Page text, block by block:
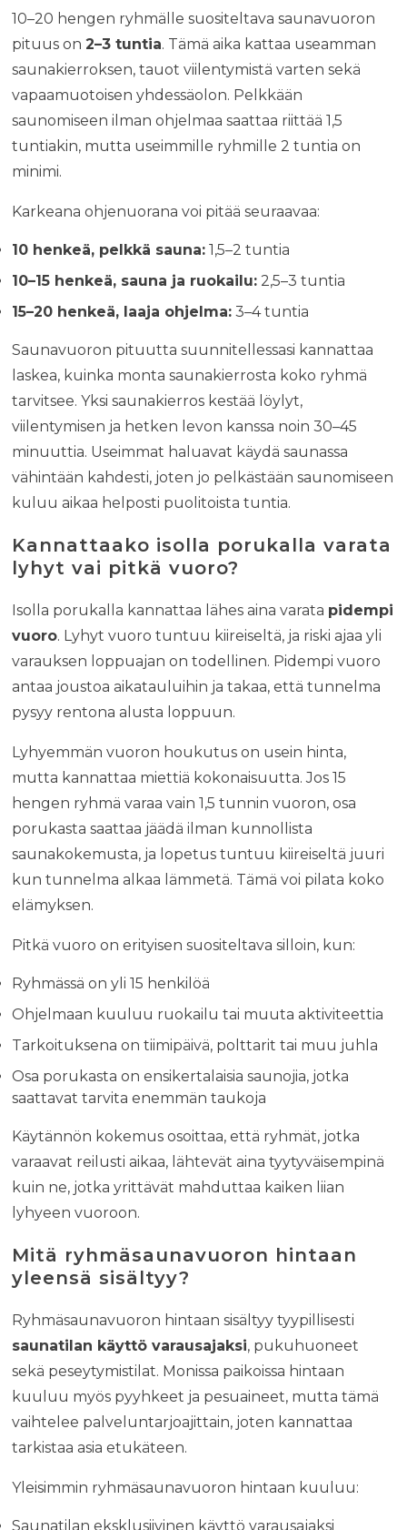
10–20 hengen ryhmälle suositeltava saunavuoron
pituus on2–3 tuntia. Tämä aika kattaa useamman
saunakierroksen, tauot viilentymistä varten sekä
vapaamuotoisen yhdessäolon. Pelkkään
saunomiseen ilman ohjelmaa saattaa riittää 1,5
tuntiakin, mutta useimmille ryhmille 2 tuntia on
minimi.
Karkeana ohjenuorana voi pitää seuraavaa:
10 henkeä, pelkkä sauna: 1,5–2 tuntia
10–15 henkeä, sauna ja ruokailu: 2,5–3 tuntia
15–20 henkeä, laaja ohjelma: 3–4 tuntia
Saunavuoron pituutta suunnitellessasi kannattaa
laskea, kuinka monta saunakierrosta koko ryhmä
tarvitsee. Yksi saunakierros kestää löylyt,
viilentymisen ja hetken levon kanssa noin 30–45
minuuttia. Useimmat haluavat käydä saunassa
vähintään kahdesti, joten jo pelkästään saunomiseen
kuluu aikaa helposti puolitoista tuntia.
Kannattaako isolla porukalla varata
lyhyt vai pitkä vuoro?
Isolla porukalla kannattaa lähes aina varata pidempi
vuoro. Lyhyt vuoro tuntuu kiireiseltä, ja riski ajaa yli
varauksen loppuajan on todellinen. Pidempi vuoro
antaa joustoa aikatauluihin ja takaa, että tunnelma
pysyy rentona alusta loppuun.
Lyhyemmän vuoron houkutus on usein hinta,
mutta kannattaa miettiä kokonaisuutta. Jos 15
hengen ryhmä varaa vain 1,5 tunnin vuoron, osa
porukasta saattaa jäädä ilman kunnollista
saunakokemusta, ja lopetus tuntuu kiireiseltä juuri
kun tunnelma alkaa lämmetä. Tämä voi pilata koko
elämyksen.
Pitkä vuoro on erityisen suositeltava silloin, kun:
Ryhmässä on yli 15 henkilöä
Ohjelmaan kuuluu ruokailu tai muuta aktiviteettia
Tarkoituksena on tiimipäivä, polttarit tai muu juhla
Osa porukasta on ensikertalaisia saunojia, jotka
saattavat tarvita enemmän taukoja
Käytännön kokemus osoittaa, että ryhmät, jotka
varaavat reilusti aikaa, lähtevät aina tyytyväisempinä
kuin ne, jotka yrittävät mahduttaa kaiken liian
lyhyeen vuoroon.
Mitä ryhmäsaunavuoron hintaan
yleensä sisältyy?
Ryhmäsaunavuoron hintaan sisältyy tyypillisesti
saunatilan käyttö varausajaksi, pukuhuoneet
sekä peseytymistilat. Monissa paikoissa hintaan
kuuluu myös pyyhkeet ja pesuaineet, mutta tämä
vaihtelee palveluntarjoajittain, joten kannattaa
tarkistaa asia etukäteen.
Yleisimmin ryhmäsaunavuoron hintaan kuuluu:
Saunatilan eksklusiivinen käyttö varausajaksi